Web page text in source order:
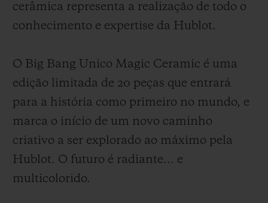
cerâmica representa a realização de todo o
conhecimento e expertise da Hublot.
O Big Bang Unico Magic Ceramic é uma
edição limitada de 20 peças que entrará
para a história como primeiro no mundo, e
marca o início de um novo caminho
criativo a ser explorado ao máximo pela
Hublot. O futuro é radiante... e
multicolorido.